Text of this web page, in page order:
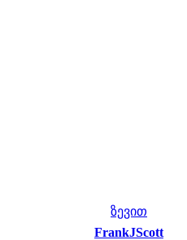
ზევით
FrankJScott